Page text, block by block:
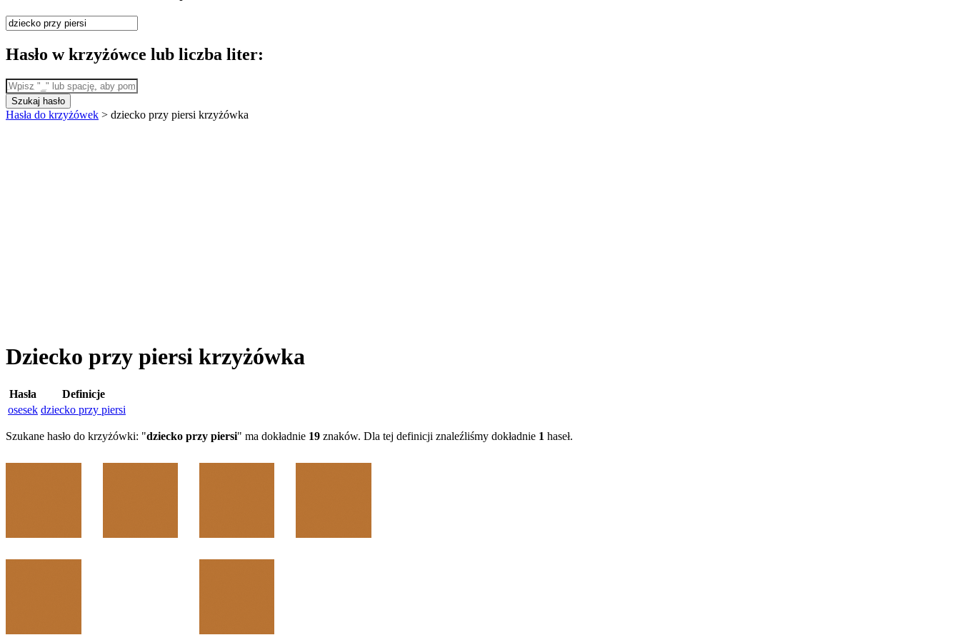
Hasło w krzyżówce lub liczba liter:
Szukaj hasło
Hasła do krzyżówek > dziecko przy piersi krzyżówka
Dziecko przy piersi krzyżówka
Hasła
Definicje
osesek dziecko przy piersi
Szukane hasło do krzyżówki: "dziecko przy piersi" ma dokładnie 19 znaków. Dla tej definicji znaleźliśmy dokładnie 1 haseł.